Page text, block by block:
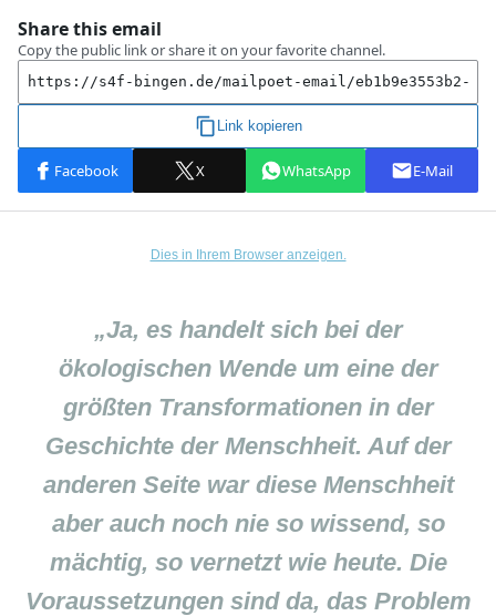
Dies in Ihrem Browser anzeigen.
„Ja, es handelt sich bei der
ökologischen Wende um eine der
größten Transformationen in der
Geschichte der Menschheit. Auf der
anderen Seite war diese Menschheit
aber auch noch nie so wissend, so
mächtig, so vernetzt wie heute. Die
Voraussetzungen sind da, das Problem